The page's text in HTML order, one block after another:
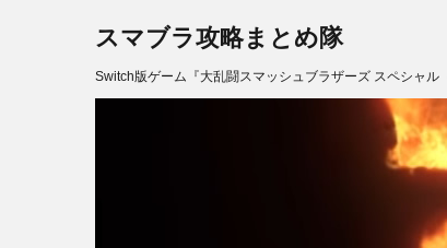
スマブラ攻略まとめ隊
Switch版ゲーム『大乱闘スマッシュブラザーズ スペシャ